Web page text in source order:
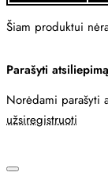
Šiam produktui
Parašyti atsiliepimą
Norėdami parašyti
užsiregistruoti